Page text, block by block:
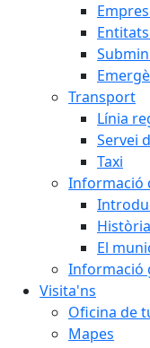
Transport
Línia
Servei
Taxi
Informació
Història
El
Informació
Visita'ns
Oficina de
Mapes